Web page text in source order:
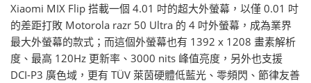
Xiaomi MIX Flip 搭載一個 4.01 吋的超大外螢幕，以僅 0.01 吋
的差距打敗 Motorola razr 50 Ultra 的 4 吋外螢幕，成為業界
最大外螢幕的款式；而這個外螢幕也有 1392 x 1208 畫素解析
度、最高 120Hz 更新率、3000 nits 峰值亮度，另外也支援
DCI-P3 廣色域，更有 TÜV 萊茵硬體低藍光、零頻閃、節律友善